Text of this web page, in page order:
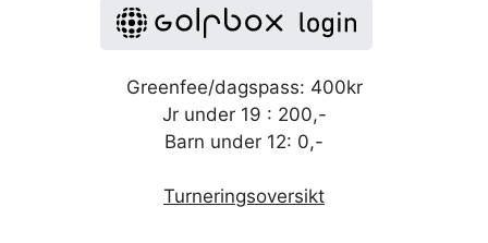
Greenfee/dagspass: 400kr
Jr under 19 : 200,-
Barn under 12: 0,-
Turneringsoversikt